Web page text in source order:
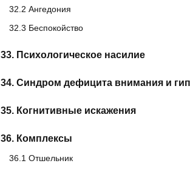
32.2 Ангедония
32.3 Беспокойство
33. Психологическое насилие
34. Синдром дефицита внимания и
35. Когнитивные искажения
36. Комплексы
36.1 Отшельник